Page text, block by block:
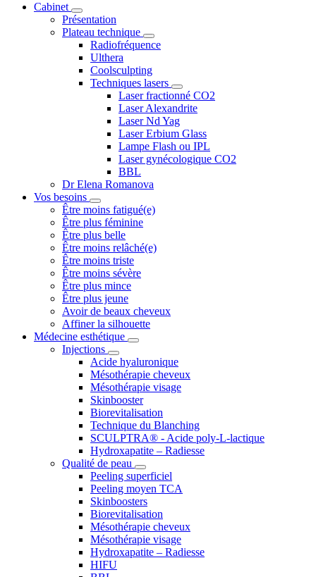
Cabinet
Présentation
Plateau technique
Radiofréquence
Ulthera
Coolsculpting
Techniques lasers
Laser fractionné CO2
Laser Alexandrite
Laser Nd Yag
Laser Erbium Glass
Lampe Flash ou IPL
Laser gynécologique CO2
BBL
Dr Elena Romanova
Vos besoins
Être moins fatigué(e)
Être plus féminine
Être plus belle
Être moins relâché(e)
Être moins triste
Être moins sévère
Être plus mince
Être plus jeune
Avoir de beaux cheveux
Affiner la silhouette
Médecine esthétique
Injections
Acide hyaluronique
Mésothérapie cheveux
Mésothérapie visage
Skinbooster
Biorevitalisation
Technique du Blanching
SCULPTRA® - Acide poly-L-lactique
Hydroxapatite – Radiesse
Qualité de peau
Peeling superficiel
Peeling moyen TCA
Skinboosters
Biorevitalisation
Mésothérapie cheveux
Mésothérapie visage
Hydroxapatite – Radiesse
HIFU